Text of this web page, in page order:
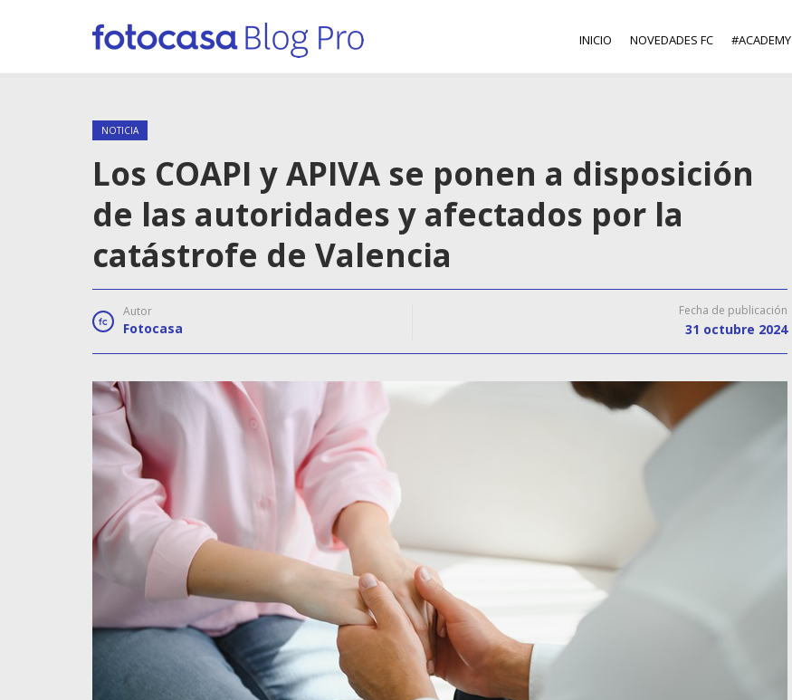
INICIO NOVEDADES FC #ACADEMY
NOTICIA
Los COAPI y APIVA se ponen a disposición
de las autoridades y afectados por la
catástrofe de Valencia
Autor
Fotocasa
Fecha de publicación
31 octubre 2024